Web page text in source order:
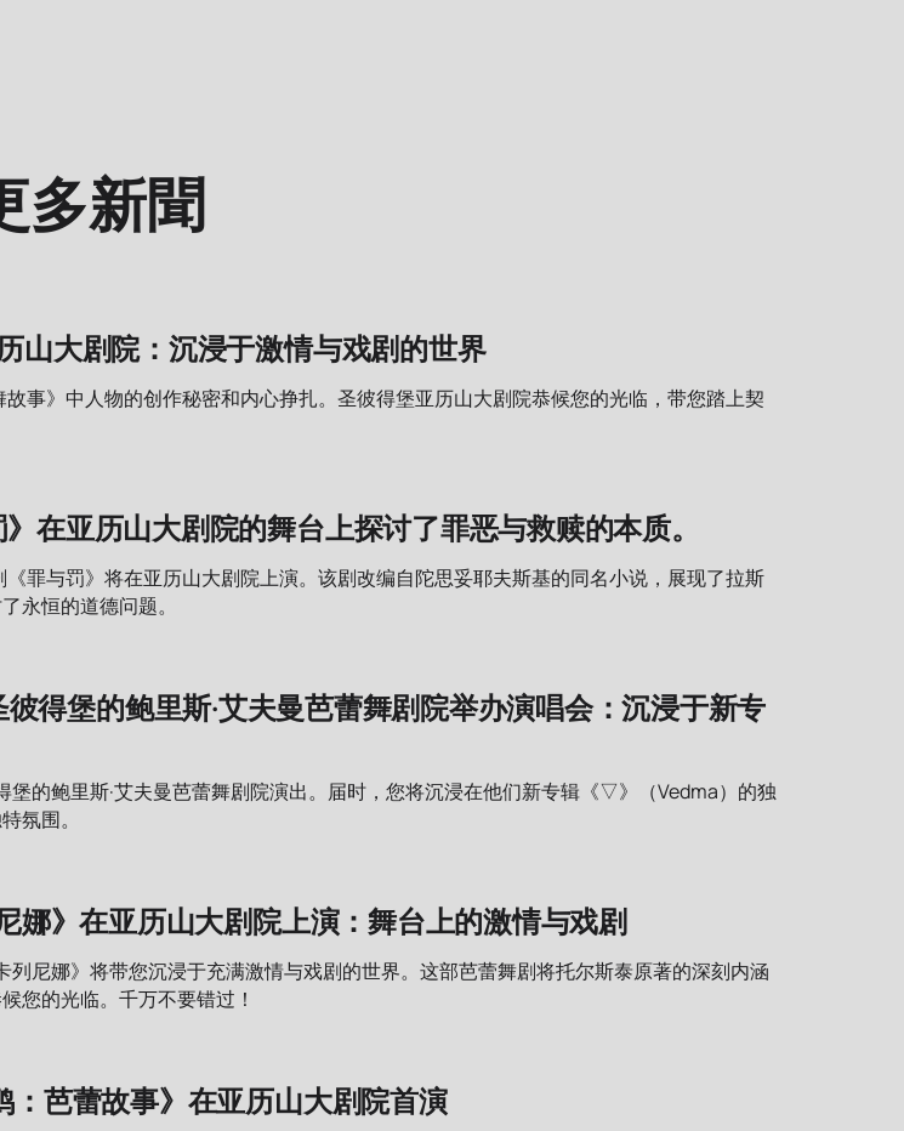
多新聞
山大剧院：沉浸于激情与戏剧的世界
事》中人物的创作秘密和内心挣扎。圣彼得堡亚历山大剧院恭候您的光临，带您踏上契
在亚历山大剧院的舞台上探讨了罪恶与救赎的本质。
罪与罚》将在亚历山大剧院上演。该剧改编自陀思妥耶夫斯基的同名小说，展现了拉斯
永恒的道德问题。
得堡的鲍里斯·艾夫曼芭蕾舞剧院举办演唱会：沉浸于新专
堡的鲍里斯·艾夫曼芭蕾舞剧院演出。届时，您将沉浸在他们新专辑《▽》（Vedma）的独
氛围。
娜》在亚历山大剧院上演：舞台上的激情与戏剧
列尼娜》将带您沉浸于充满激情与戏剧的世界。这部芭蕾舞剧将托尔斯泰原著的深刻内涵
您的光临。千万不要错过！
：芭蕾故事》在亚历山大剧院首演